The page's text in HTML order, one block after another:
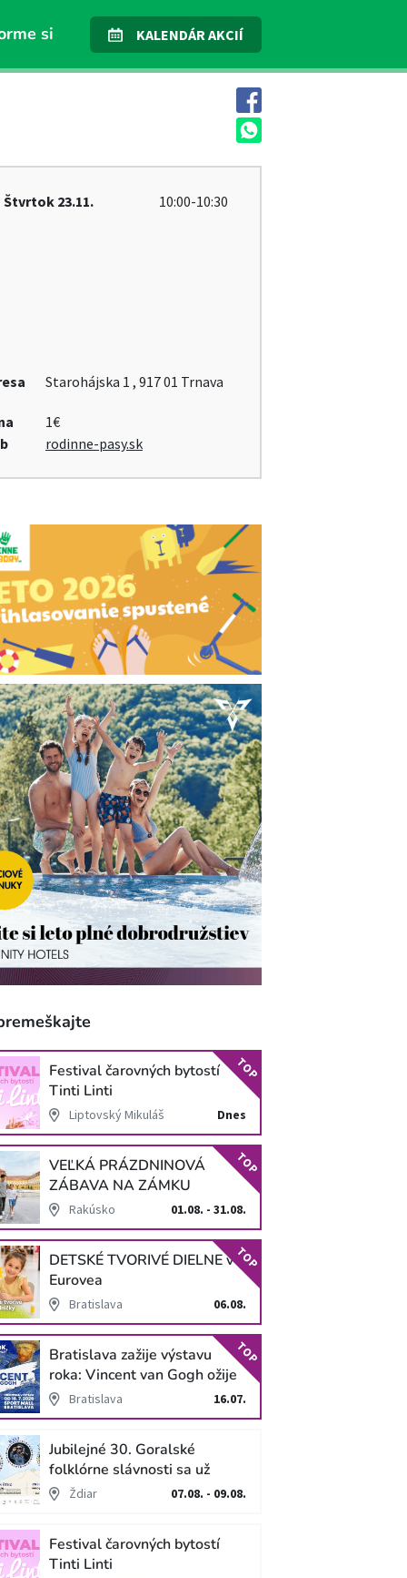
si KALENDÁR AKCIÍ
Štvrtok23.11. 10:00-10:30
Starohájska 1 , 917 01 Trnava
1€
rodinne-pasy.sk
Festival čarovných bytostí
Tinti Linti
Liptovský Mikuláš Dnes
TOP
VEĽKÁ PRÁZDNINOVÁ
ZÁBAVA NA ZÁMKU
SCHLOSS HOF
Rakúsko 01.08. - 31.08.
TOP
DETSKÉ TVORIVÉ DIELNE v
Eurovea
Bratislava 06.08.
TOP
Bratislava zažije výstavu
roka: Vincent van Gogh ožije
v unikátnej imerzívnej šou!
Bratislava 16.07.
TOP
Jubilejné 30. Goralské
folklórne slávnosti sa už
blížiaŽdiar 07.08. - 09.08.
Festival čarovných bytostí
Tinti Linti